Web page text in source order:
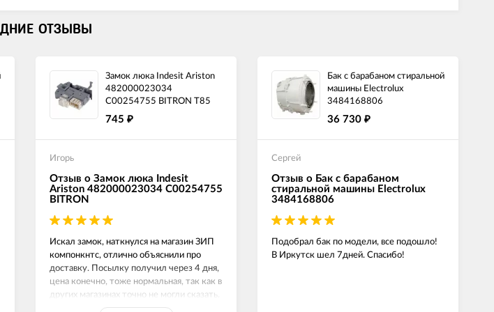
ОТЗЫВЫ
Замок люка Indesit Ariston
482000023034
C00254755 BITRON T85
745 ₽
Игорь
Отзыв о Замок люка Indesit
Ariston 482000023034 C00254755
BITRON
Искал замок, наткнулся на магазин ЗИП
компонкнтс, отлично объяснили про
доставку. Посылку получил через 4 дня,
цена конечно, тоже нормальная, так как в
других магазинах точно не могли сказать.
Замок люка на Индезит рабочий,
Бак с барабаном стиральной
машины Electrolux
3484168806
36 730 ₽
Сергей
Отзыв о Бак с барабаном
стиральной машины Electrolux
3484168806
Подобрал бак по модели, все подошло!
В Иркутск шел 7дней. Спасибо!